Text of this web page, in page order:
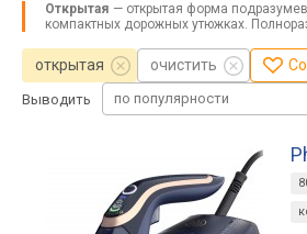
Открытая — открытая форма
компактных дорожных утюжках.
открытая очистить
Выводить по популярности